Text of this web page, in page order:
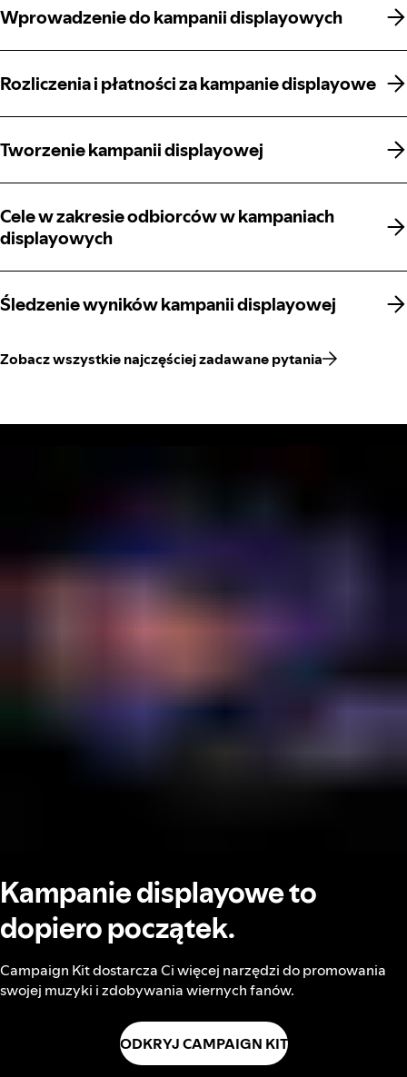
Wprowadzenie do kampanii displayowych
Wprowadzenie do kampanii displayowych
Rozliczenia i płatności za kampanie displayowe
Rozliczenia i płatności za kampanie displayowe
Tworzenie kampanii displayowej
Tworzenie kampanii displayowej
Cele w zakresie odbiorców w kampaniach
displayowych
Cele w zakresie odbiorców w kampaniach
displayowych
Śledzenie wyników kampanii displayowej
Śledzenie wyników kampanii displayowej
Zobacz wszystkie najczęściej zadawane pytania
Kampanie displayowe to
dopiero początek.
Campaign Kit dostarcza Ci więcej narzędzi do promowania
swojej muzyki i zdobywania wiernych fanów.
ODKRYJ CAMPAIGN KIT